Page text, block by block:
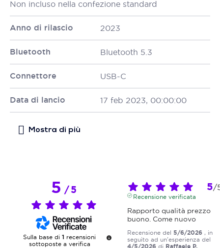
Non incluso nella confezione standard
Anno di rilascio 2023
Bluetooth Bluetooth 5.3
Connettore USB-C
Data di lancio 17 feb 2023, 00:00:00
5/5
Sulla base di 1 recensioni
sottoposte a verifica
5/
Recensione verificata
Rapporto qualità prezzo
buono. Come nuovo
Recensione del 5/6/2026 , in
seguito ad un'esperienza del
4/5/2026 di Raffaele P.